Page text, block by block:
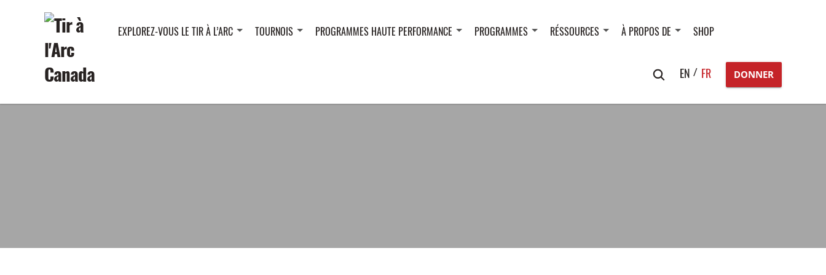
EXPLOREZ-VOUS LE TIR À L’ARC TOURNOIS PROGRAMMES HAUTE PERFORMANCE PROGRAMMES RÉSSOURCES À PROPOS DE SHOP
Search
EN FR DONNER